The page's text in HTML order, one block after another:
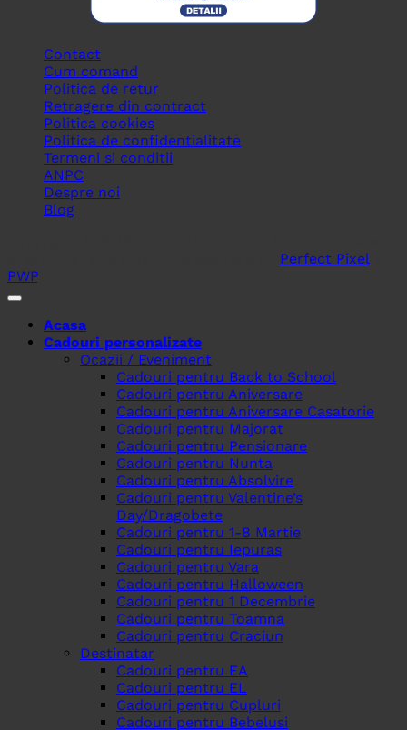
Contact
Cum comand
Politica de retur
Retragere din contract
Politica cookies
Politica de confidentialitate
Termeni si conditii
ANPC
Despre noi
Blog
Perfect Pixel
PWP.
Acasa
Cadouri personalizate
Ocazii / Eveniment
Cadouri pentru Back to School
Cadouri pentru Aniversare
Cadouri pentru Aniversare Casatorie
Cadouri pentru Majorat
Cadouri pentru Pensionare
Cadouri pentru Nunta
Cadouri pentru Absolvire
Cadouri pentru Valentine’s
Day/Dragobete
Cadouri pentru 1-8 Martie
Cadouri pentru Iepuras
Cadouri pentru Vara
Cadouri pentru Halloween
Cadouri pentru 1 Decembrie
Cadouri pentru Toamna
Cadouri pentru Craciun
Destinatar
Cadouri pentru EA
Cadouri pentru EL
Cadouri pentru Cupluri
Cadouri pentru Bebelusi